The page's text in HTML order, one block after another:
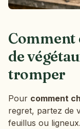
de
tromper
Pour comment
regret, partez de
feuillus ou